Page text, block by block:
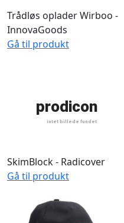
Trådløs oplader Wirboo -
InnovaGoods
Gå til produkt
SkimBlock - Radicover
Gå til produkt